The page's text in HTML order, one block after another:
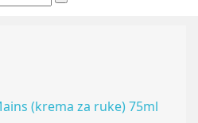
(krema za ruke) 75ml